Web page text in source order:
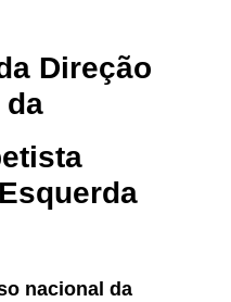
Direção
da
nacional da